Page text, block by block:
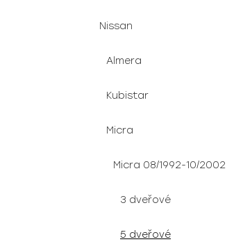
Nissan
Almera
Kubistar
Micra
Micra 08/1992-10/2002
3 dveřové
5 dveřové